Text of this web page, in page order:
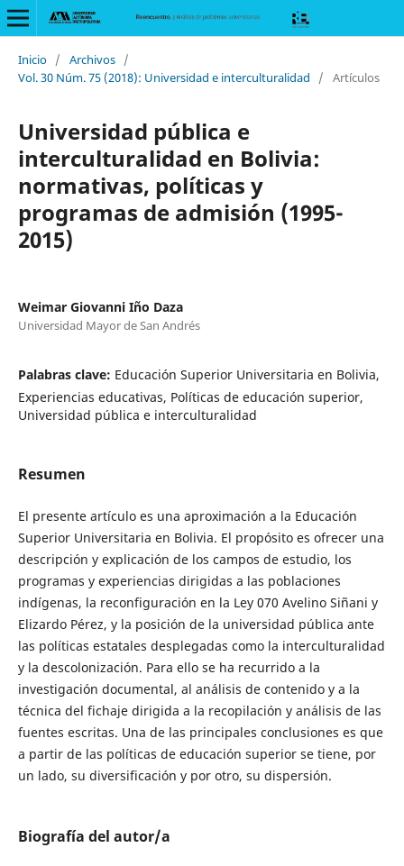
Inicio / Archivos /
Vol. 30 Núm. 75 (2018): Universidad e interculturalidad
/ Artículos
Universidad pública e
interculturalidad en Bolivia:
normativas, políticas y
programas de admisión (1995-
2015)
Weimar Giovanni Iño Daza
Universidad Mayor de San Andrés
Palabras clave: Educación Superior Universitaria en Bolivia,
Experiencias educativas, Políticas de educación superior,
Universidad pública e interculturalidad
Resumen
El presente artículo es una aproximación a la Educación
Superior Universitaria en Bolivia. El propósito es ofrecer una
descripción y explicación de los campos de estudio, los
programas y experiencias dirigidas a las poblaciones
indígenas, la reconfiguración en la Ley 070 Avelino Siñani y
Elizardo Pérez, y la posición de la universidad pública ante
las políticas estatales desplegadas como la interculturalidad
y la descolonización. Para ello se ha recurrido a la
investigación documental, al análisis de contenido y a la
técnica del fichaje dirigida a la recopilación y análisis de las
fuentes escritas. Una de las principales conclusiones es que
a partir de las políticas de educación superior se tiene, por
un lado, su diversificación y por otro, su dispersión.
Biografía del autor/a